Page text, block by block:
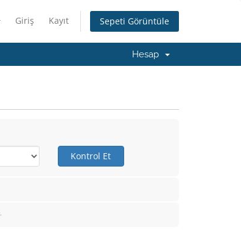
Giriş Kayıt Sepeti Görüntüle
Hesap
Kontrol Et